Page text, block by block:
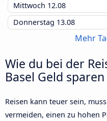
Mittwoch 12.08
Donnerstag 13.08
Mehr
Wie du bei der
Basel Geld
Reisen kann teuer sein,
vermeiden, einen zu hohen